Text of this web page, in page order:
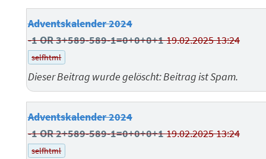
Adventskalender 2024
-1 OR 3+589-589-1=0+0+0+119.02.2025 13:24
selfhtml
Dieser Beitrag wurde gelöscht: Beitrag ist Spam.
Adventskalender 2024
-1 OR 2+589-589-1=0+0+0+119.02.2025 13:24
selfhtml